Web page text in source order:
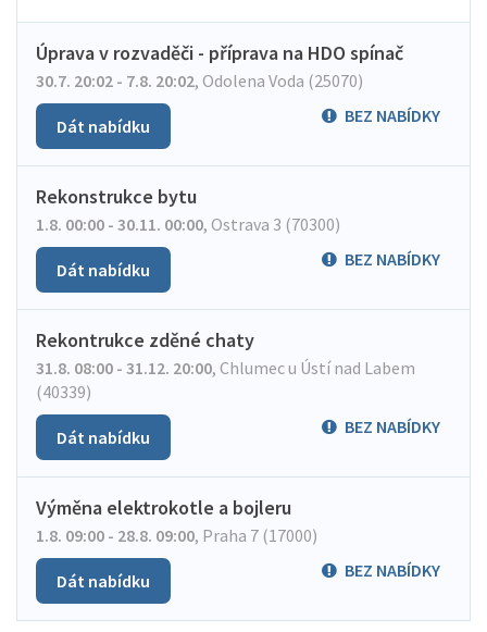
Úprava v rozvaděči - příprava na HDO spínač
30.7. 20:02 - 7.8. 20:02, Odolena Voda (25070)
BEZ NABÍDKY
Dát nabídku
Rekonstrukce bytu
1.8. 00:00 - 30.11. 00:00, Ostrava 3 (70300)
BEZ NABÍDKY
Dát nabídku
Rekontrukce zděné chaty
31.8. 08:00 - 31.12. 20:00, Chlumec u Ústí nad Labem
(40339)
BEZ NABÍDKY
Dát nabídku
Výměna elektrokotle a bojleru
1.8. 09:00 - 28.8. 09:00, Praha 7 (17000)
BEZ NABÍDKY
Dát nabídku